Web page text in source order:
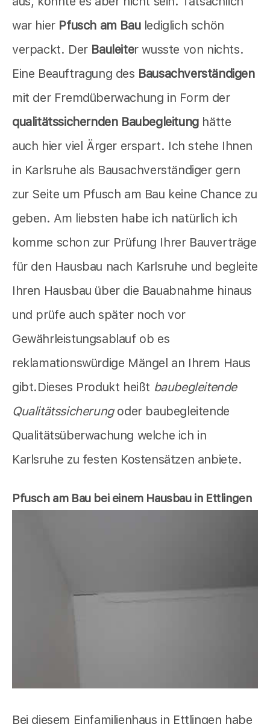
war hier Pfusch am Baulediglich schön
verpackt. Der Bauleiter wusste von nichts.
Eine Beauftragung des Bausachverständigen
mit der Fremdüberwachung in Form der
qualitätssichernden Baubegleitunghätte
auch hier viel Ärger erspart. Ich stehe Ihnen
in Karlsruhe als Bausachverständiger gern
zur Seite um Pfusch am Bau keine Chance zu
geben. Am liebsten habe ich natürlich ich
komme schon zur Prüfung Ihrer Bauverträge
für den Hausbau nach Karlsruhe und begleite
Ihren Hausbau über die Bauabnahme hinaus
und prüfe auch später noch vor
Gewährleistungsablauf ob es
reklamationswürdige Mängel an Ihrem Haus
gibt.Dieses Produkt heißt baubegleitende
Qualitätssicherung oder baubegleitende
Qualitätsüberwachung welche ich in
Karlsruhe zu festen Kostensätzen anbiete.
Pfusch am Bau bei einem Hausbau in Ettlingen
Bei diesem Einfamilienhaus in Ettlingen habe